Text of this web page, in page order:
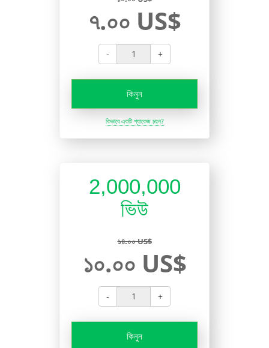
৭.০০ US$
- +
কিনুন
কিভাবে একটি প্যাকেজ চয়ন?
2,000,000
ভিউ
১৪.০০ US$
১০.০০ US$
- +
কিনুন